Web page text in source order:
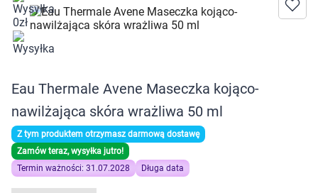
Dla zwierząt
Dom i ogród
Zdrowie
Kobieta w ciąży i mama
Dziecko
Eau Thermale Avene Maseczka kojąco-
nawilżająca skóra wrażliwa 50 ml
Z tym produktem otrzymasz darmową dostawę
Zamów teraz, wysyłka jutro!
Termin ważności: 31.07.2028
Długa data